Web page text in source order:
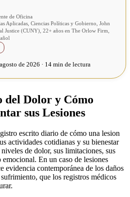
de Oficina
Aplicadas, Ciencias Políticas y Gobierno, John
Justice (CUNY), 22+ años en The Orlow Firm,
de 2026 · 14 min de lectura
del Dolor y Cómo
sus Lesiones
escrito diario de cómo una lesion
actividades cotidianas y su bienestar
de dolor, sus limitaciones, sus
En un caso de lesiones
evidencia contemporánea de los daños
que los registros médicos